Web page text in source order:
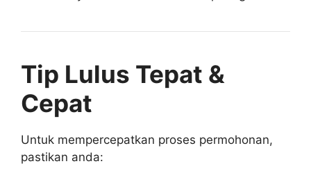
Tip Lulus Tepat &
Cepat
Untuk mempercepatkan proses permohonan,
pastikan anda: